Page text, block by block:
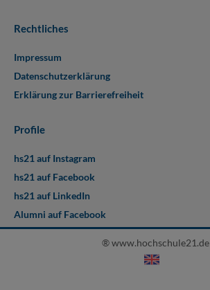
Rechtliches
Impressum
Datenschutzerklärung
Erklärung zur Barrierefreiheit
Profile
hs21 auf Instagram
hs21 auf Facebook
hs21 auf LinkedIn
Alumni auf Facebook
® www.hochschule21.de